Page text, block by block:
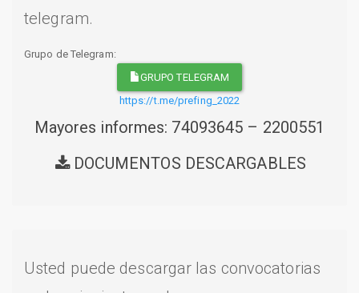
telegram.
Grupo de Telegram:
GRUPO TELEGRAM
https://t.me/prefing_2022
Mayores informes: 74093645 – 2200551
DOCUMENTOS DESCARGABLES
Usted puede descargar las convocatorias